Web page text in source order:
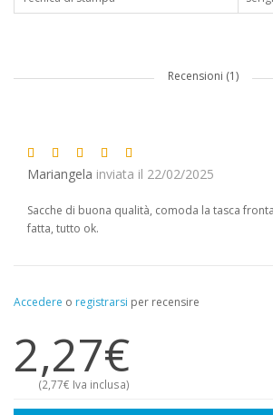
Recensioni (1)
Mariangela inviata il 22/02/2025
Sacche di buona qualità, comoda la tasca
fatta, tutto ok.
Accedere o registrarsi per recensire
2,27€
(2,77€ Iva inclusa)